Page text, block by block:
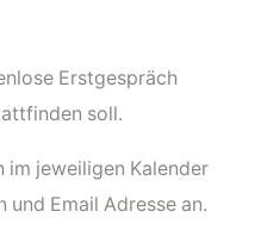
Erstgespräch
soll.
im jeweiligen Kalender
und Email Adresse an.